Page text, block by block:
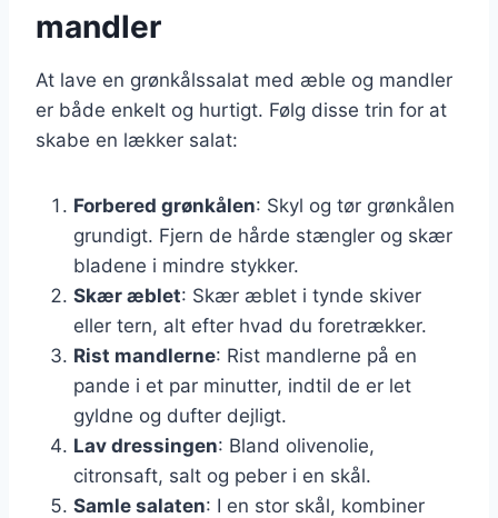
mandler
At lave en grønkålssalat med æble og mandler
er både enkelt og hurtigt. Følg disse trin for at
skabe en lækker salat:
Forbered grønkålen: Skyl og tør grønkålen
grundigt. Fjern de hårde stængler og skær
bladene i mindre stykker.
Skær æblet: Skær æblet i tynde skiver
eller tern, alt efter hvad du foretrækker.
Rist mandlerne: Rist mandlerne på en
pande i et par minutter, indtil de er let
gyldne og dufter dejligt.
Lav dressingen: Bland olivenolie,
citronsaft, salt og peber i en skål.
Samle salaten: I en stor skål, kombiner